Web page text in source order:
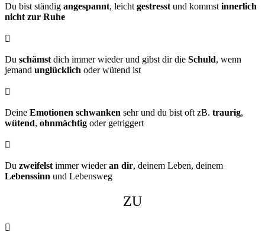
Du bist ständig angespannt, leicht gestresst und kommst innerlich
nicht zur Ruhe

Du schämst dich immer wieder und gibst dir die Schuld, wenn
jemand unglücklich oder wütend ist

Deine Emotionen schwanken sehr und du bist oft zB. traurig,
wütend, ohnmächtig oder getriggert

Du zweifelst immer wiederan dir, deinem Leben, deinem
Lebenssinn und Lebensweg
ZU
